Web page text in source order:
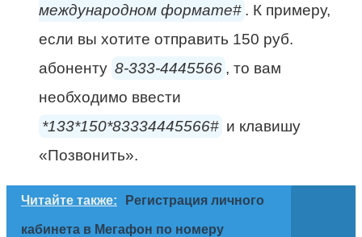
международном формате# . К примеру,
если вы хотите отправить 150 руб.
абоненту 8-333-4445566 , то вам
необходимо ввести
*133*150*83334445566# и клавишу
«Позвонить».
Читайте также: Регистрация личного
кабинета в Мегафон по номеру